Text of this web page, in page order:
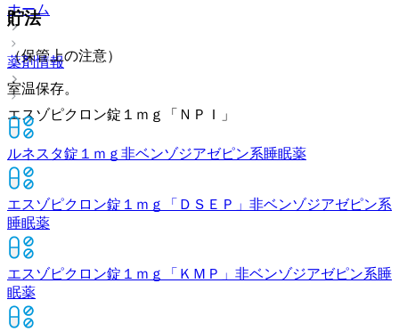
ホーム
薬剤情報
エスゾピクロン錠１ｍｇ「ＮＰＩ」
貯法
（保管上の注意）
室温保存。
ルネスタ錠１ｍｇ 非ベンゾジアゼピン系睡眠薬
エスゾピクロン錠１ｍｇ「ＤＳＥＰ」 非ベンゾジアゼピン系
睡眠薬
エスゾピクロン錠１ｍｇ「ＫＭＰ」 非ベンゾジアゼピン系睡
眠薬